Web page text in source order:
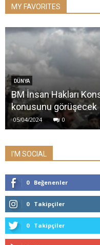
MY FAVORITES
DÜNYA
BM İnsan Hakları
konusunu görüşecek
05/04/2024 0
I'M SOCIAL
0 Beğenenler
0 Takipçiler
0 Takipçiler